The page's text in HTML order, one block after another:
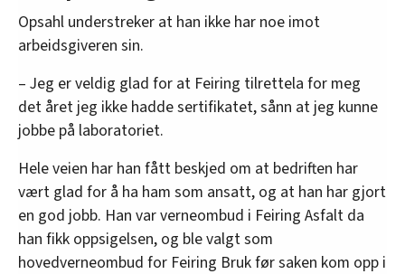
Opsahl understreker at han ikke har noe imot
arbeidsgiveren sin.
– Jeg er veldig glad for at Feiring tilrettela for meg
det året jeg ikke hadde sertifikatet, sånn at jeg kunne
jobbe på laboratoriet.
Hele veien har han fått beskjed om at bedriften har
vært glad for å ha ham som ansatt, og at han har gjort
en god jobb. Han var verneombud i Feiring Asfalt da
han fikk oppsigelsen, og ble valgt som
hovedverneombud for Feiring Bruk før saken kom opp i